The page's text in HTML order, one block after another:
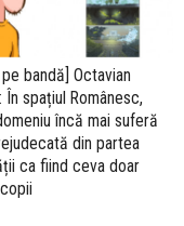
pe bandă] Octavian
În spațiul Românesc,
încă mai suferă
din partea
ca fiind ceva doar